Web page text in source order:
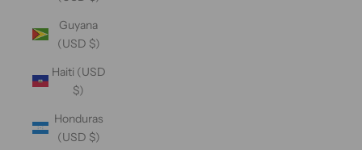
Guyana
(USD $)
Haiti (USD
$)
Honduras
(USD $)